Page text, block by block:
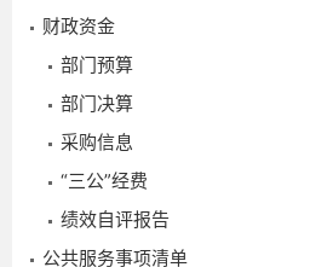
财政资金
部门预算
部门决算
采购信息
“三公”经费
绩效自评报告
公共服务事项清单